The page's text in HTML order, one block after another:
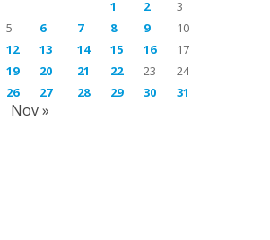
1
2
3
5 6 7 8 9
10
12 13 14 15 16
17
19 20 21 22 23
24
26 27 28 29 30 31
Nov »